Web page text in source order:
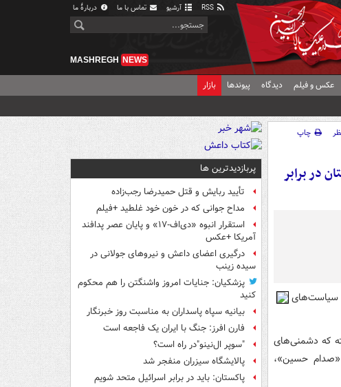
آرشیو تماس با ما دربارهٔ ما
MASHREGH NEWS
عکس و فیلم دیدگاه پیوندها بازار
چاپ
در برابر
سیاست‌های
که دشمنی‌های
حسین»،
پربازدیدترین ها
تأیید ربایش و قتل حمیدرضا رجب‌زاده
مداح جوانی که در خون خود غلطید +فیلم
استقرار انبوه «دی‌اف‑۱۷» و پایان عصر پدافند
آمریکا +عکس
درگیری اعضای داعش و نیروهای جولانی در
سیده زینب
پزشکیان: جنایات امروز واشنگتن را هم محکوم
کنید
بیانیه سپاه پاسداران به مناسبت روز خبرنگار
فارن افرز: جنگ با ایران یک فاجعه است
"سوپر ال‌نینو"در راه است؟
پالایشگاه سیزران منفجر شد
پاکستان: باید در برابر اسرائیل متحد شویم